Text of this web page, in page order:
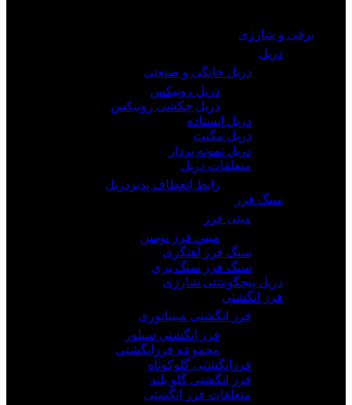
برقی و شارژی
دریل
دریل خانگی و صنعتی
دریل رونیکس
دریل چکشی رونیکس
دریل ایستاده
دریل مگنت
دریل نمونه بردار
متعلقات دریل
رابط انعطاف پذیردریل
سنگ فرز
مینی فرز
مینی فرز توسن
سنگ فرز آهنگری
سنگ فرز سنگ بری
دریل پیچگوشتی شارژی
فرز انگشتی
فرز انگشتی مینیاتوری
فرز انگشتی سیلور
مجموعه فرزانگشتی
فرزانگشتی گلوکوتاه
فرز انگشتی گلو بلند
متعلقات فرز انگشتی